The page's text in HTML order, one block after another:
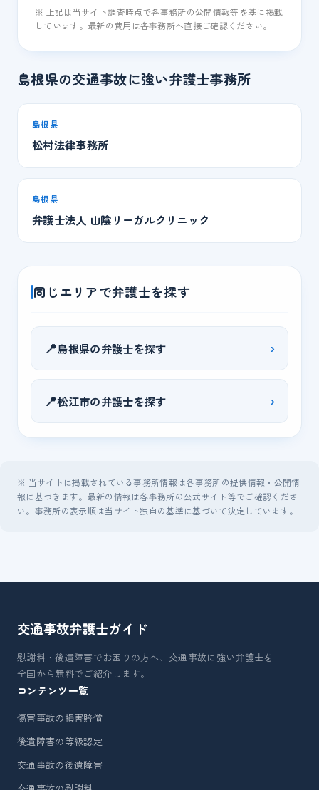
※ 上記は当サイト調査時点で各事務所の公開情報等を基に掲載
しています。最新の費用は各事務所へ直接ご確認ください。
島根県の交通事故に強い弁護士事務所
島根県
松村法律事務所
島根県
弁護士法人 山陰リーガルクリニック
同じエリアで弁護士を探す
📍島根県の弁護士を探す ›
📍松江市の弁護士を探す ›
※ 当サイトに掲載されている事務所情報は各事務所の提供情報・公開情
報に基づきます。最新の情報は各事務所の公式サイト等でご確認くださ
い。事務所の表示順は当サイト独自の基準に基づいて決定しています。
交通事故弁護士ガイド
慰謝料・後遺障害でお困りの方へ、交通事故に強い弁護士を
全国から無料でご紹介します。
コンテンツ一覧
傷害事故の損害賠償
後遺障害の等級認定
交通事故の後遺障害